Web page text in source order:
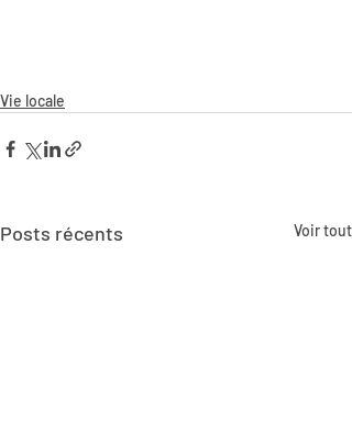
Vie locale
Posts récents Voir tout